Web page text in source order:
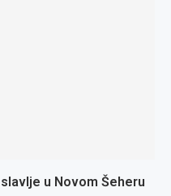
u Novom Šeheru